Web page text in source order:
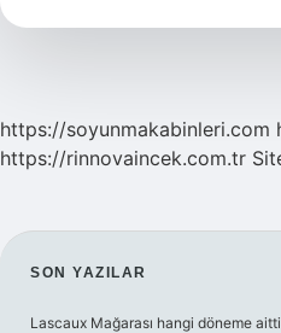
Kadar
https://soyunmakabinleri.com
https://rinnovaincek.com.tr
SIDEBAR
SON YAZILAR
Lascaux Mağarası hangi döneme